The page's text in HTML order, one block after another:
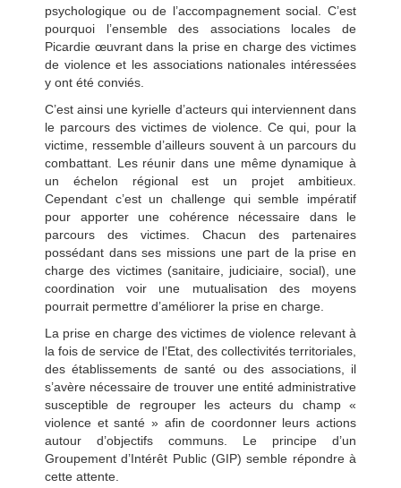
psychologique ou de l’accompagnement social. C’est
pourquoi l’ensemble des associations locales de
Picardie œuvrant dans la prise en charge des victimes
de violence et les associations nationales intéressées
y ont été conviés.
C’est ainsi une kyrielle d’acteurs qui interviennent dans
le parcours des victimes de violence. Ce qui, pour la
victime, ressemble d’ailleurs souvent à un parcours du
combattant. Les réunir dans une même dynamique à
un échelon régional est un projet ambitieux.
Cependant c’est un challenge qui semble impératif
pour apporter une cohérence nécessaire dans le
parcours des victimes. Chacun des partenaires
possédant dans ses missions une part de la prise en
charge des victimes (sanitaire, judiciaire, social), une
coordination voir une mutualisation des moyens
pourrait permettre d’améliorer la prise en charge.
La prise en charge des victimes de violence relevant à
la fois de service de l’Etat, des collectivités territoriales,
des établissements de santé ou des associations, il
s’avère nécessaire de trouver une entité administrative
susceptible de regrouper les acteurs du champ «
violence et santé » afin de coordonner leurs actions
autour d’objectifs communs. Le principe d’un
Groupement d’Intérêt Public (GIP) semble répondre à
cette attente.